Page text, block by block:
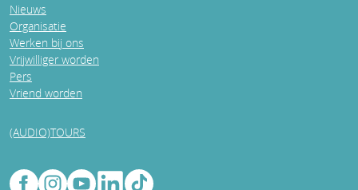
Nieuws
Organisatie
Werken bij ons
Vrijwilliger worden
Pers
Vriend worden
(AUDIO)TOURS